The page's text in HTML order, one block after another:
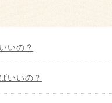
いの？
いいの？